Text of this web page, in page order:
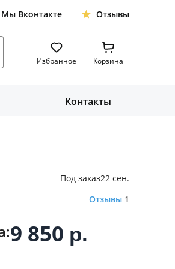
Мы Вконтакте Отзывы
Избранное Корзина
Контакты
Под заказ22 сен.
Отзывы1
9 850 р.